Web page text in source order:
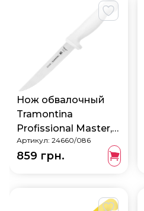
Нож обвалочный
Tramontina
Profissional Master,
152 мм 24660/086
Артикул: 24660/086
859 грн.